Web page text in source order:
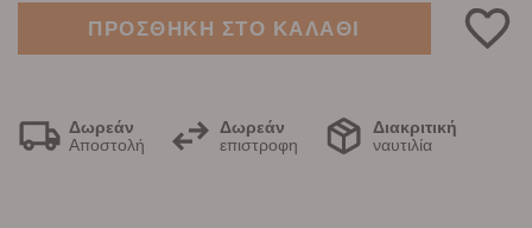
ΠΡΟΣΘΗΚΗ ΣΤΟ ΚΑΛΑΘΙ
Δωρεάν
Αποστολή
Δωρεάν
επιστροφη
Διακριτική
ναυτιλία